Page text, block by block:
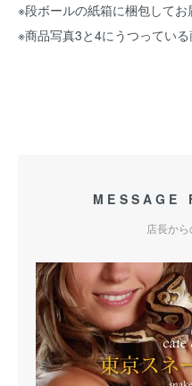
※段ボールの紙箱に梱包してお
※商品写真3と4にうつっている
MESSAGE
店長か